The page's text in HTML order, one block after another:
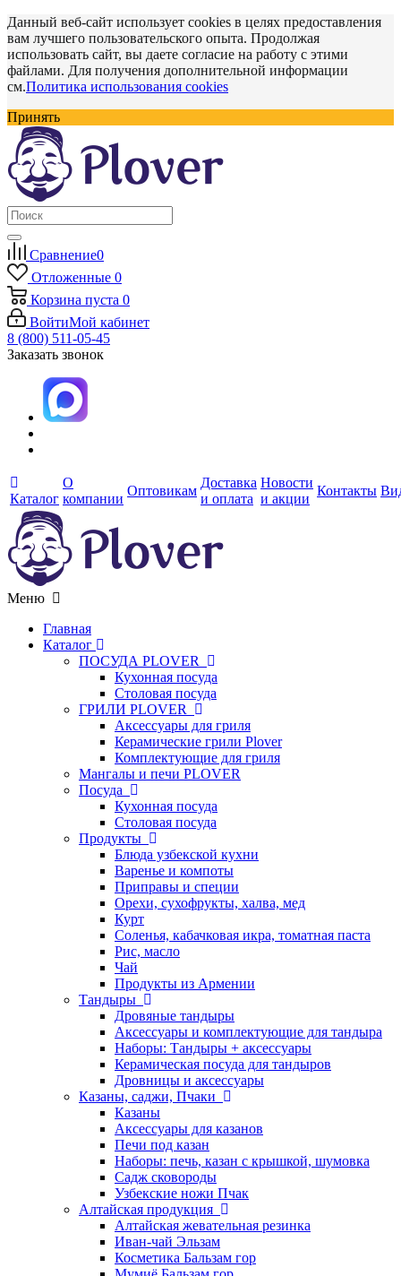
Данный веб-сайт использует cookies в целях предоставления
вам лучшего пользовательского опыта. Продолжая
использовать сайт, вы даете согласие на работу с этими
файлами. Для получения дополнительной информации
см.Политика использования cookies
Принять
Сравнение0
Отложенные 0
Корзина пуста 0
ВойтиМой кабинет
8 (800) 511-05-45
Заказать звонок
Каталог
О
компании
Оптовикам
Доставка
и оплата
Новости
и акции
Контакты
Меню
Главная
Каталог
ПОСУДА PLOVER
Кухонная посуда
Столовая посуда
ГРИЛИ PLOVER
Аксессуары для гриля
Керамические грили Plover
Комплектующие для гриля
Мангалы и печи PLOVER
Посуда
Кухонная посуда
Столовая посуда
Продукты
Блюда узбекской кухни
Варенье и компоты
Приправы и специи
Орехи, сухофрукты, халва, мед
Курт
Соленья, кабачковая икра, томатная паста
Рис, масло
Чай
Продукты из Армении
Тандыры
Дровяные тандыры
Аксессуары и комплектующие для тандыра
Наборы: Тандыры + аксессуары
Керамическая посуда для тандыров
Дровницы и аксессуары
Казаны, саджи, Пчаки
Казаны
Аксессуары для казанов
Печи под казан
Наборы: печь, казан с крышкой, шумовка
Садж сковороды
Узбекские ножи Пчак
Алтайская продукция
Алтайская жевательная резинка
Иван-чай Эльзам
Косметика Бальзам гор